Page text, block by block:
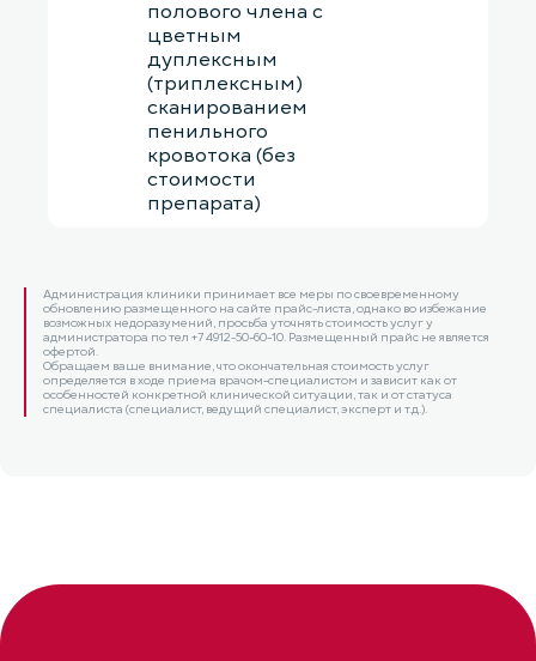
полового члена с
цветным
дуплексным
(триплексным)
сканированием
пенильного
кровотока (без
стоимости
препарата)
Администрация клиники принимает все меры по своевременному
обновлению размещенного на сайте прайс-листа, однако во избежание
возможных недоразумений, просьба уточнять стоимость услуг у
администратора по тел +7 4912-50-60-10. Размещенный прайс не является
офертой.
Обращаем ваше внимание, что окончательная стоимость услуг
определяется в ходе приема врачом-специалистом и зависит как от
особенностей конкретной клинической ситуации, так и от статуса
специалиста (специалист, ведущий специалист, эксперт и т.д.).